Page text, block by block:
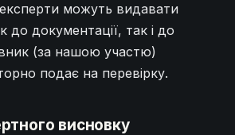
можуть видавати
до документації, так і до
(за нашою участю)
подає на перевірку.
висновку